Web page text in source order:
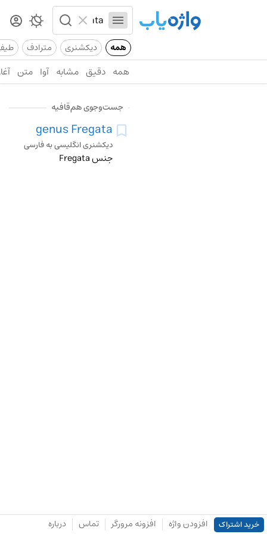
همه دیکشنری مترادف
همه دقیق مشابه آوا متن
جست‌وجوی هم‌قافیه
genus Fregata
دیکشنری انگلیسی به فارسی
جنس Fregata
خرید اشتراک افزودن واژه افزونه مرورگر تماس درباره